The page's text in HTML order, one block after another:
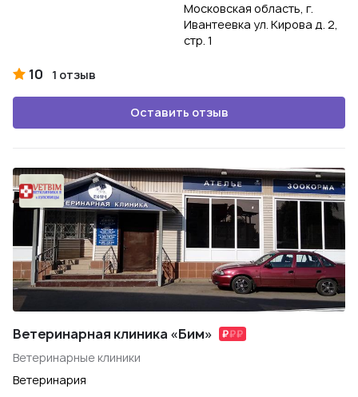
Московская область, г.
Ивантеевка ул. Кирова д. 2,
стр. 1
10 1 отзыв
Оставить отзыв
Ветеринарная клиника «Бим»
Ветеринарные клиники
Ветеринария